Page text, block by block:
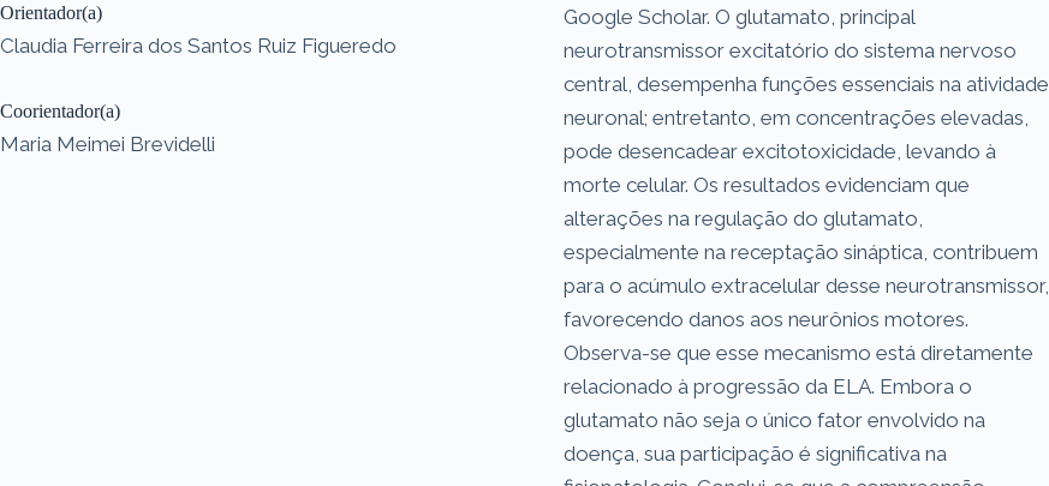
Orientador(a)
Claudia Ferreira dos Santos Ruiz Figueredo
Coorientador(a)
Maria Meimei Brevidelli
Google Scholar. O glutamato, principal
neurotransmissor excitatório do sistema nervoso
central, desempenha funções essenciais na atividade
neuronal; entretanto, em concentrações elevadas,
pode desencadear excitotoxicidade, levando à
morte celular. Os resultados evidenciam que
alterações na regulação do glutamato,
especialmente na receptação sináptica, contribuem
para o acúmulo extracelular desse neurotransmissor,
favorecendo danos aos neurônios motores.
Observa-se que esse mecanismo está diretamente
relacionado à progressão da ELA. Embora o
glutamato não seja o único fator envolvido na
doença, sua participação é significativa na